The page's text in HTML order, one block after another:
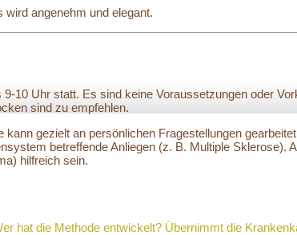
angenehm und elegant.
10 Uhr statt. Es sind keine Voraussetzungen oder
sind zu empfehlen.
kann gezielt an persönlichen Fragestellungen
betreffende Anliegen (z. B. Multiple Sklerose).
hilfreich sein.
hat die Methode entwickelt? Übernimmt die